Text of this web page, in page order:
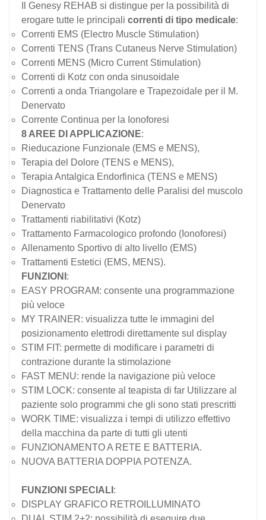
Il Genesy REHAB si distingue per la possibilità di
erogare tutte le principali correnti di tipo medicale:
Correnti EMS (Electro Muscle Stimulation)
Correnti TENS (Trans Cutaneus Nerve Stimulation)
Correnti MENS (Micro Current Stimulation)
Correnti di Kotz con onda sinusoidale
Correnti a onda Triangolare e Trapezoidale per il M.
Denervato
Corrente Continua per la Ionoforesi
8 AREE DI APPLICAZIONE:
Rieducazione Funzionale (EMS e MENS),
Terapia del Dolore (TENS e MENS),
Terapia Antalgica Endorfinica (TENS e MENS)
Diagnostica e Trattamento delle Paralisi del muscolo
Denervato
Trattamenti riabilitativi (Kotz)
Trattamento Farmacologico profondo (Ionoforesi)
Allenamento Sportivo di alto livello (EMS)
Trattamenti Estetici (EMS, MENS).
FUNZIONI :
EASY PROGRAM: consente una programmazione
più veloce
MY TRAINER: visualizza tutte le immagini del
posizionamento elettrodi direttamente sul display
STIM FIT: permette di modificare i parametri di
contrazione durante la stimolazione
FAST MENU: rende la navigazione più veloce
STIM LOCK: consente al teapista di far Utilizzare al
paziente solo programmi che gli sono stati prescritti
WORK TIME: visualizza i tempi di utilizzo effettivo
della macchina da parte di tutti gli utenti
FUNZIONAMENTO A RETE E BATTERIA.
NUOVA BATTERIA DOPPIA POTENZA.
FUNZIONI SPECIALI :
DISPLAY GRAFICO RETROILLUMINATO